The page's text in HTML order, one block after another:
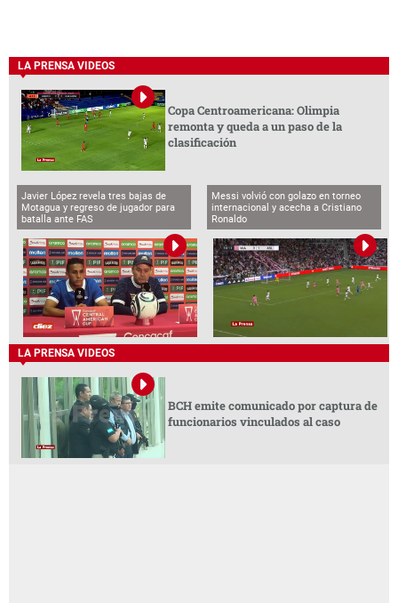
LA PRENSA VIDEOS
Copa Centroamericana: Olimpia
remonta y queda a un paso de la
clasificación
Javier López revela tres bajas de
Motagua y regreso de jugador para
batalla ante FAS
Messi volvió con golazo en torneo
internacional y acecha a Cristiano
Ronaldo
LA PRENSA VIDEOS
BCH emite comunicado por captura de
funcionarios vinculados al caso